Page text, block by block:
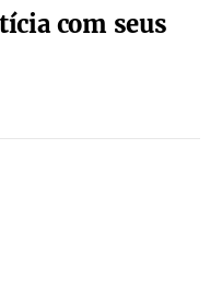
com seus